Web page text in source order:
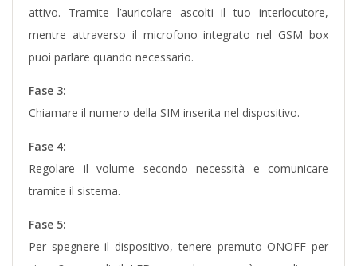
attivo. Tramite l’auricolare ascolti il tuo interlocutore,
mentre attraverso il microfono integrato nel GSM box
puoi parlare quando necessario.
Fase 3:
Chiamare il numero della SIM inserita nel dispositivo.
Fase 4:
Regolare il volume secondo necessità e comunicare
tramite il sistema.
Fase 5:
Per spegnere il dispositivo, tenere premuto ONOFF per